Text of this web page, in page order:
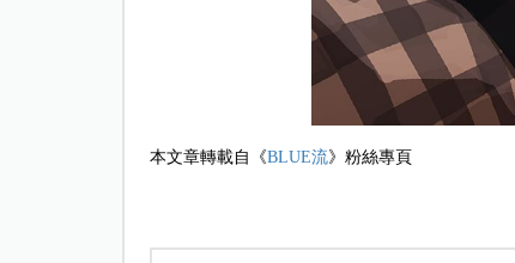
本文章轉載自《BLUE流》粉絲專頁